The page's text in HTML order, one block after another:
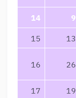
14 9
15 13
16 26
17 19